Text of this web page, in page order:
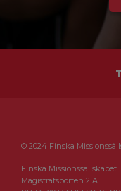
© 2024 Finska
Finska Missionssällskapet
Magistratsporten 2 A